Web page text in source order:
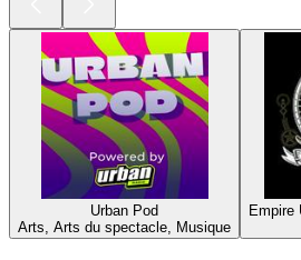
Urban Pod
Arts, Arts du spectacle, Musique
Empire